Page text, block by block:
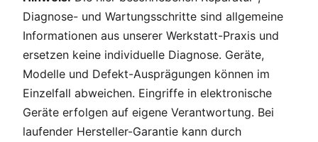
Diagnose- und Wartungsschritte sind allgemeine
Informationen aus unserer Werkstatt-Praxis und
ersetzen keine individuelle Diagnose. Geräte,
Modelle und Defekt-Ausprägungen können im
Einzelfall abweichen. Eingriffe in elektronische
Geräte erfolgen auf eigene Verantwortung. Bei
laufender Hersteller-Garantie kann durch